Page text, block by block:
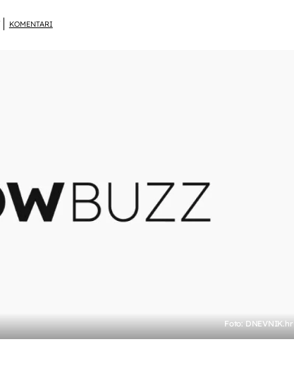
KOMENTARI
Foto: DNEVNIK.hr